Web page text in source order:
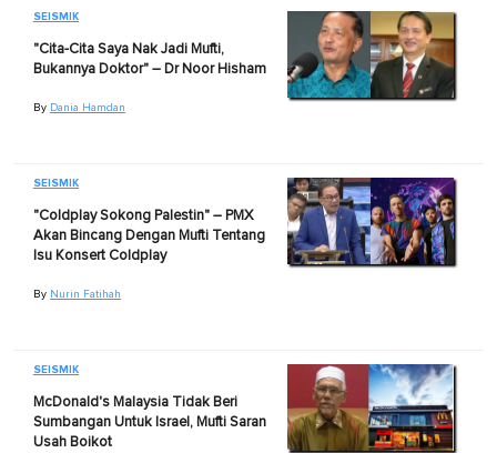
SEISMIK
"Cita-Cita Saya Nak Jadi Mufti,
Bukannya Doktor" – Dr Noor Hisham
By Dania Hamdan
SEISMIK
"Coldplay Sokong Palestin" – PMX
Akan Bincang Dengan Mufti Tentang
Isu Konsert Coldplay
By Nurin Fatihah
SEISMIK
McDonald's Malaysia Tidak Beri
Sumbangan Untuk Israel, Mufti Saran
Usah Boikot